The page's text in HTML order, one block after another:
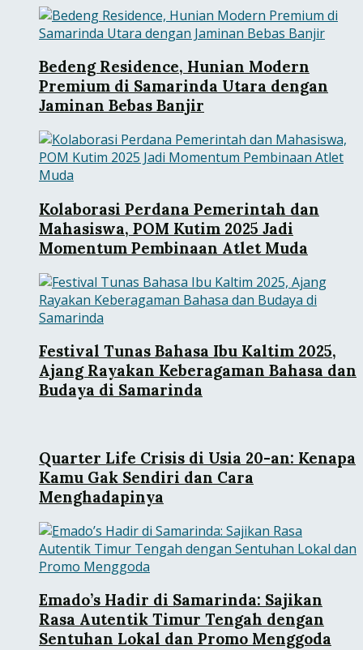
Bedeng Residence, Hunian Modern
Premium di Samarinda Utara dengan
Jaminan Bebas Banjir
Kolaborasi Perdana Pemerintah dan
Mahasiswa, POM Kutim 2025 Jadi
Momentum Pembinaan Atlet Muda
Festival Tunas Bahasa Ibu Kaltim 2025,
Ajang Rayakan Keberagaman Bahasa dan
Budaya di Samarinda
Quarter Life Crisis di Usia 20-an: Kenapa
Kamu Gak Sendiri dan Cara
Menghadapinya
Emado’s Hadir di Samarinda: Sajikan
Rasa Autentik Timur Tengah dengan
Sentuhan Lokal dan Promo Menggoda